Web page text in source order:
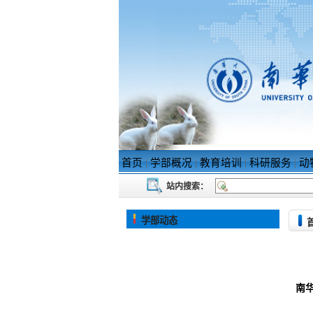
首页|学部概况|教育培训|科研服务|动
站内搜索：
学部动态
南